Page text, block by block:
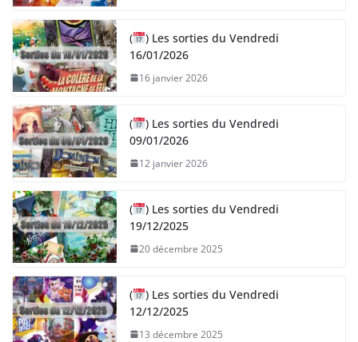
(
) Les sorties du Vendredi
16/01/2026
16 janvier 2026
(
) Les sorties du Vendredi
09/01/2026
12 janvier 2026
(
) Les sorties du Vendredi
19/12/2025
20 décembre 2025
(
) Les sorties du Vendredi
12/12/2025
13 décembre 2025